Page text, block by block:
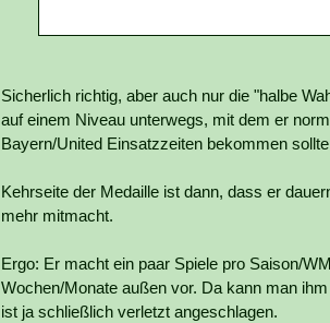
Sicherlich richtig, aber auch nur die "halbe
auf einem Niveau unterwegs, mit dem er
Bayern/United Einsatzzeiten bekommen
Kehrseite der Medaille ist dann, dass er
mehr mitmacht.
Ergo: Er macht ein paar Spiele pro Saison/
Wochen/Monate außen vor. Da kann man
ist ja schließlich verletzt angeschlagen.